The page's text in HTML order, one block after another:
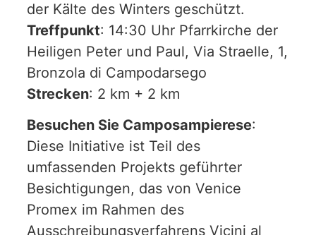
der Kälte des Winters geschützt.
Treffpunkt: 14:30 Uhr Pfarrkirche der
Heiligen Peter und Paul, Via Straelle, 1,
Bronzola di Campodarsego
Strecken: 2 km + 2 km
Besuchen Sie Camposampierese:
Diese Initiative ist Teil des
umfassenden Projekts geführter
Besichtigungen, das von Venice
Promex im Rahmen des
Ausschreibungsverfahrens Vicini al